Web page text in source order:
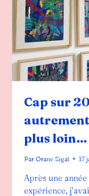
Cap sur
plus loin…
Par Orane Sigal 17
Après une
expérience,